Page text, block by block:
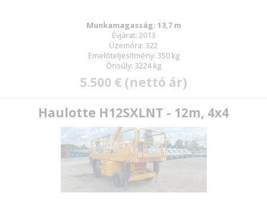
Munkamagasság: 13,7 m
Évjárat: 2013
Üzemóra: 322
Emelőteljesítmény: 350 kg
Önsúly: 3224 kg
5.500 € (nettó ár)
Haulotte H12SXLNT - 12m, 4x4
Jelszó:
Új jelszó